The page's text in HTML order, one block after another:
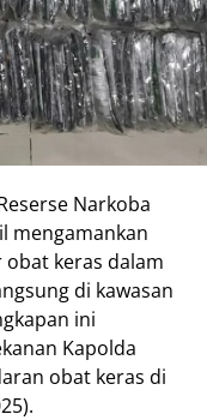
Narkoba
mengamankan
keras dalam
di kawasan
ini
Kapolda
obat keras di